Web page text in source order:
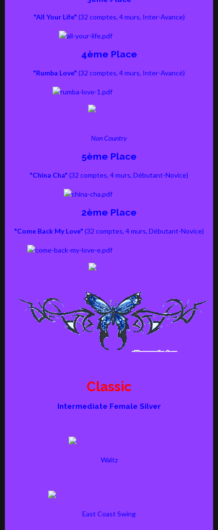
"All Your Life" (32 comptes, 4 murs, Inter-Avance)
4ème Place
"Rumba Love" (32 comptes, 4 murs, Inter-Avancé)
Non Country
5ème Place
"China Cha" (32 comptes, 4 murs, Débutant-Novice)
2ème Place
"Come Back My Love" (32 comptes, 4 murs, Débutant-Novice)
Classic
Intermediate Female Silver
Waltz
East Coast Swing